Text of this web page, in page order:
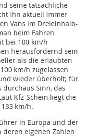
seine tatsächliche
ihn aktuell immer
Vans im Dreieinhalb-
beim Fahren
bei 100 km/h
herausfordernd sein
als die erlaubten
km/h zugelassen
wieder überholt; für
Sinn, das
Kfz-Schein liegt die
km/h.
in Europa und der
deren eigenen Zahlen